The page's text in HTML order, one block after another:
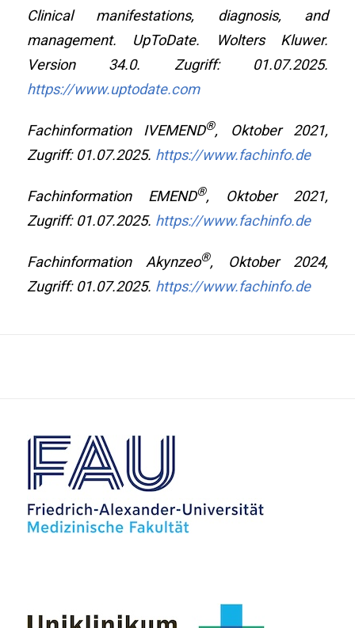
Clinical manifestations, diagnosis, and
management. UpToDate. Wolters Kluwer.
Version 34.0. Zugriff: 01.07.2025.
https://www.uptodate.com
Fachinformation IVEMEND®, Oktober 2021,
Zugriff: 01.07.2025. https://www.fachinfo.de
Fachinformation EMEND®, Oktober 2021,
Zugriff: 01.07.2025. https://www.fachinfo.de
Fachinformation Akynzeo®, Oktober 2024,
Zugriff: 01.07.2025. https://www.fachinfo.de